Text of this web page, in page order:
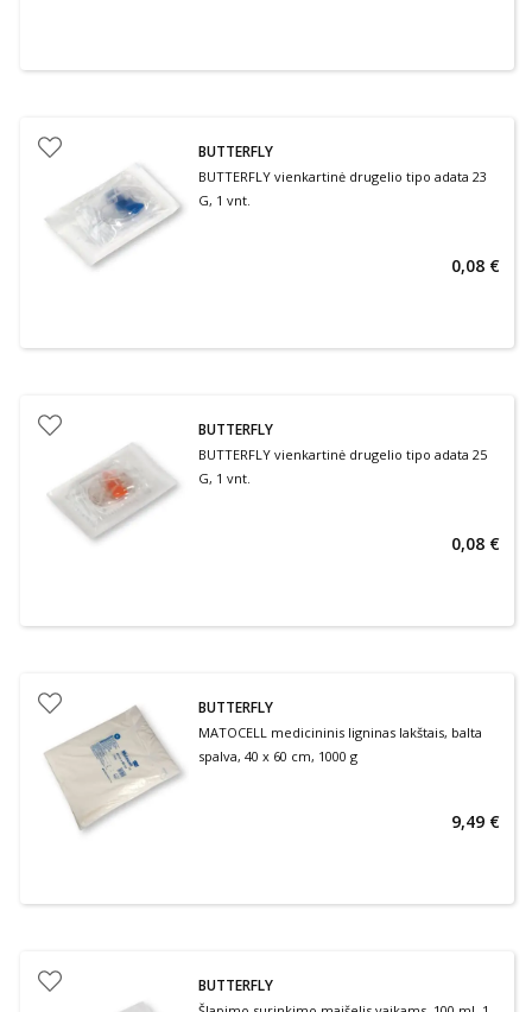
BUTTERFLY
BUTTERFLY vienkartinė drugelio tipo adata 23
G, 1 vnt.
0,08 €
BUTTERFLY
BUTTERFLY vienkartinė drugelio tipo adata 25
G, 1 vnt.
0,08 €
BUTTERFLY
MATOCELL medicininis ligninas lakštais, balta
spalva, 40 x 60 cm, 1000 g
9,49 €
BUTTERFLY